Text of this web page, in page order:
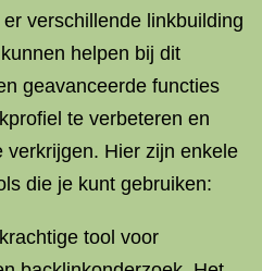
verschillende linkbuilding
helpen bij dit
geavanceerde functies
te verbeteren en
verkrijgen. Hier zijn enkele
die je kunt gebruiken:
tool voor